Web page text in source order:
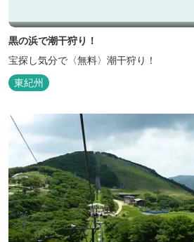
黒の浜で潮干狩り！
宝探し気分で〈無料〉潮干狩り！
東紀州